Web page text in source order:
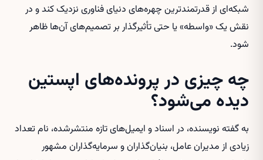
شبکه‌ای از قدرتمندترین چهره‌های دنیای فناوری نزدیک کند و در
نقش یک «واسطه» یا حتی تأثیرگذار بر تصمیم‌های آن‌ها ظاهر
شود.
چه چیزی در پرونده‌های اپستین
دیده می‌شود؟
به گفته نویسنده، در اسناد و ایمیل‌های تازه منتشرشده، نام تعداد
زیادی از مدیران عامل، بنیان‌گذاران و سرمایه‌گذاران مشهور